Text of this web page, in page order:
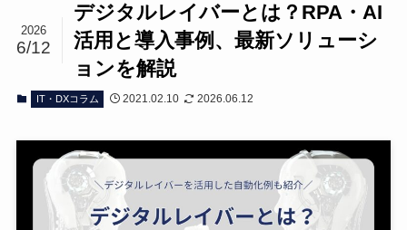
デジタルレイバーとは？RPA・AI
活用と導入事例、最新ソリューシ
ョンを解説
2026
6/12
IT・DXコラム 2021.02.10 2026.06.12